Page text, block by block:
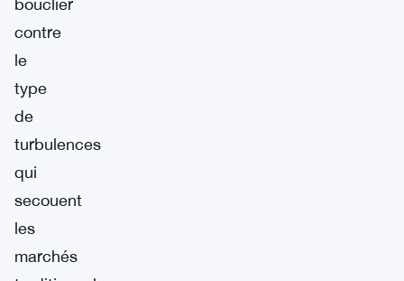
bouclier
contre
le
type
de
turbulences
qui
secouent
les
marchés